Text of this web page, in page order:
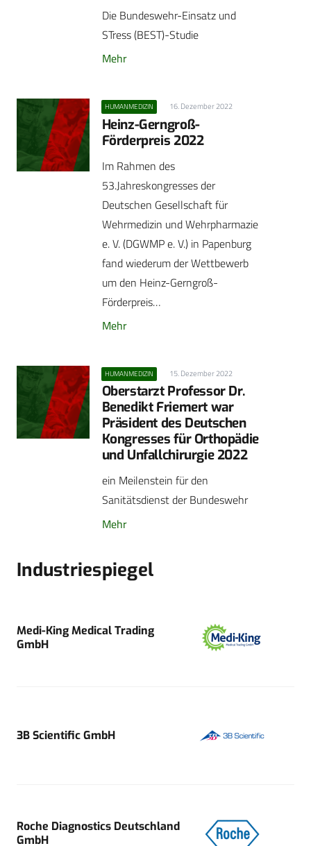
Die Bundeswehr-Einsatz und
STress (BEST)-Studie
Mehr
HUMANMEDIZIN 16. Dezember 2022
Heinz-Gerngroß-
Förderpreis 2022
Im Rahmen des
53.Jahreskongresses der
Deutschen Gesellschaft für
Wehrmedizin und Wehrpharmazie
e. V. (DGWMP e. V.) in Papenburg
fand wiederum der Wettbewerb
um den Heinz-Gerngroß-
Förderpreis…
Mehr
HUMANMEDIZIN 15. Dezember 2022
Oberstarzt Professor Dr.
Benedikt Friemert war
Präsident des Deutschen
Kongresses für Orthopädie
und Unfallchirurgie 2022
ein Meilenstein für den
Sanitätsdienst der Bundeswehr
Mehr
Industriespiegel
Medi-King Medical Trading
GmbH
3B Scientific GmbH
Roche Diagnostics Deutschland
GmbH